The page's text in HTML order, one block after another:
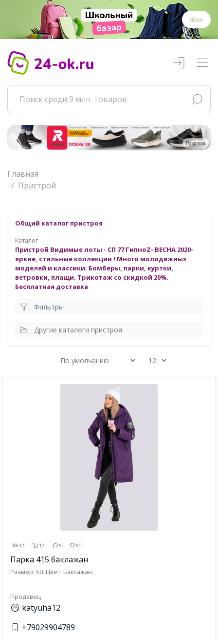
Жми
Реклама
Главная
Пристрой
Общий каталог пристроя
Каталог
Пристрой Видимые лоты - СП 77 ГипноZ- ВЕСНА 2020-
яркие, стильные коллекции ! Много молодежных
моделей и классики. Бомберы, парки, куртки,
ветровки, плащи. Трикотаж со скидкой 20%.
Бесплатная доставка
Фильтры
Другие каталоги пристроя
12 12 5 61
Парка 415 баклажан
Размер: 50. Цвет: Баклажан.
Продавец
katyuha12
+79029904789